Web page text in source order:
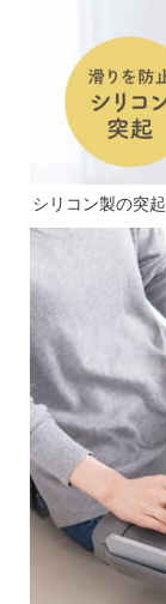
シリコン製の突